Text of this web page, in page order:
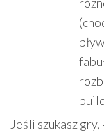
Jeśli szukasz